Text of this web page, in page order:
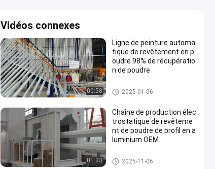
Vidéos connexes
00:58
Ligne de peinture automa
tique de revêtement en p
oudre 98% de récupératio
n de poudre
Saupoudrez la chaîne de prod
uction de revêtement
2025-01-06
01:33
Chaîne de production élec
trostatique de revêteme
nt de poudre de profil en a
luminium OEM
Saupoudrez la chaîne de prod
uction de revêtement
2025-11-06